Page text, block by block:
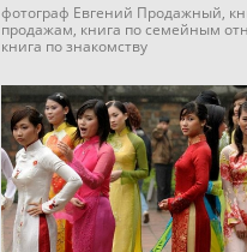
фотограф Евгений Продажный,
продажам, книга по семейным
книга по знакомству